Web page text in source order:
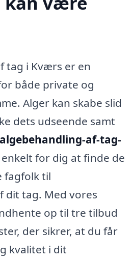
tag i Kværs er en
både private og
Alger kan skabe slid
dets udseende samt
algebehandling-af-tag-
for dig at finde de
fagfolk til
dit tag. Med vores
op til tre tilbud
der sikrer, at du får
kvalitet i dit